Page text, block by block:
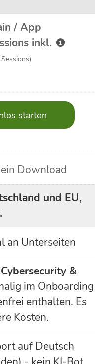
/ App
inkl.
starten
Download
und EU,
an Unterseiten
Cybersecurity &
im Onboarding
enthalten. Es
Kosten.
auf Deutsch